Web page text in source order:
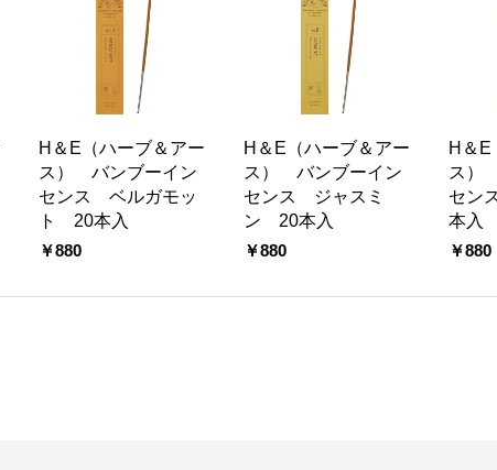
H＆E（ハーブ＆アー
ス） バンブーイン
センス ベルガモッ
ト 20本入
￥880
H＆E（ハーブ＆アー
ス） バンブーイン
センス ジャスミ
ン 20本入
￥880
H＆E
ス）
セン
本入
￥880